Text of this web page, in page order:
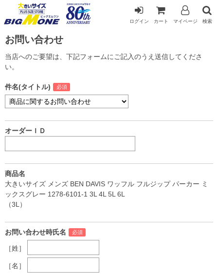
ログイン カート マイページ 検索
お問い合わせ
当店へのご要望は、下記フォームにご記入のうえ送信してくださ
い。
件名(タイトル)
オーダーＩＤ
商品名
大きいサイズ メンズ BEN DAVIS ワッフル フルジップ パーカー ミ
ックスグレー 1278-6101-1 3L 4L 5L 6L
（3L）
お問い合わせ時氏名
［姓］
［名］